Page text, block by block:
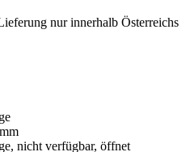
nur innerhalb Österreichs
nicht verfügbar, öffnet